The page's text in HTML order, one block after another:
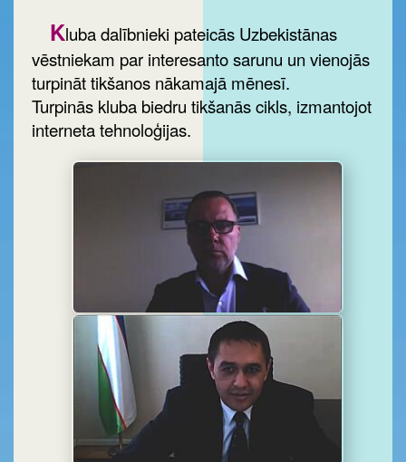
Kluba dalībnieki pateicās Uzbekistānas
vēstniekam par interesanto sarunu un vienojās
turpināt tikšanos nākamajā mēnesī.
Turpinās kluba biedru tikšanās cikls, izmantojot
interneta tehnoloģijas.